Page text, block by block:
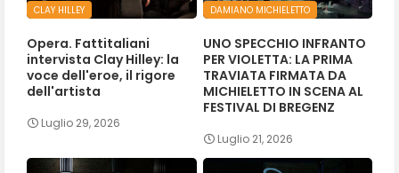
CLAY HILLEY
Opera. Fattitaliani
intervista Clay Hilley: la
voce dell'eroe, il rigore
dell'artista
Luglio 29, 2026
DAMIANO MICHIELETTO
UNO SPECCHIO INFRANTO
PER VIOLETTA: LA PRIMA
TRAVIATA FIRMATA DA
MICHIELETTO IN SCENA AL
FESTIVAL DI BREGENZ
Luglio 21, 2026